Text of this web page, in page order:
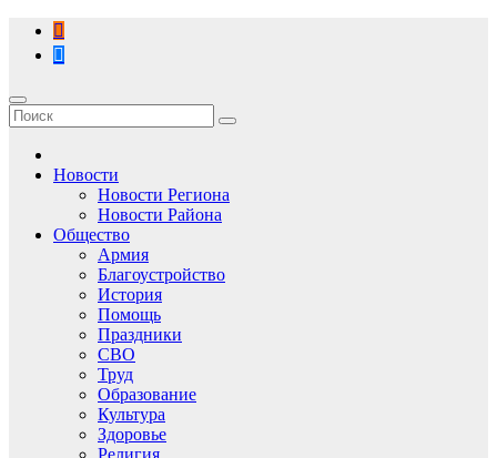
Перейти
содержимому
Новости
Новости Региона
Новости Района
Общество
Армия
Благоустройство
История
Помощь
Праздники
СВО
Труд
Образование
Культура
Здоровье
Религия